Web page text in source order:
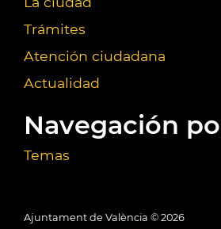
Trámites
Atención ciudadana
Actualidad
Navegación
Temas
Ajuntament de València © 2026